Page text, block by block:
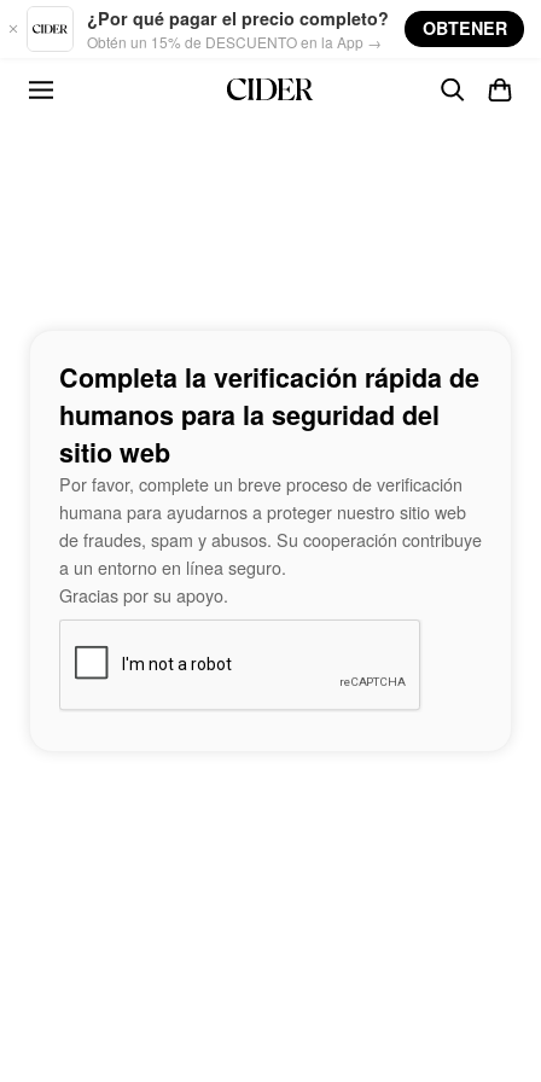
Skip to main content
¿Por qué pagar el precio completo?
Obtén un 15% de DESCUENTO en la App →
OBTENER
Completa la verificación rápida de
humanos para la seguridad del
sitio web
Por favor, complete un breve proceso de verificación
humana para ayudarnos a proteger nuestro sitio web
de fraudes, spam y abusos. Su cooperación contribuye
a un entorno en línea seguro.
Gracias por su apoyo.